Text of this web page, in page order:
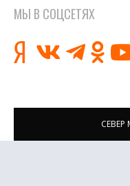
МЫ В СОЦСЕТЯХ
СЕВЕР